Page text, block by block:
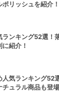
リッシュを紹介！
ランキング52選！
紹介！
人気ランキング52
ュラル商品も登場